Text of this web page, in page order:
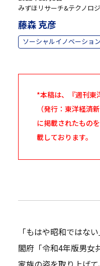
みずほリサーチ&テクノロ
藤森 克彦
ソーシャルイノベーション
*本稿は、『週刊東
（発行：東洋経済
に掲載されたもの
載しております。
「もはや昭和ではな
閣府「令和4年版男女